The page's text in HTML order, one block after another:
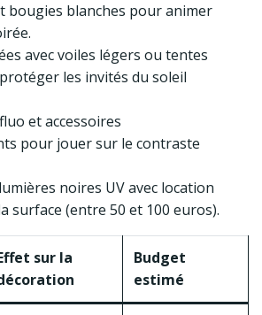
bougies blanches pour animer
avec voiles légers ou tentes
les invités du soleil
et accessoires
pour jouer sur le contraste
noires UV avec location
surface (entre 50 et 100 euros).
sur la
Budget
estimé